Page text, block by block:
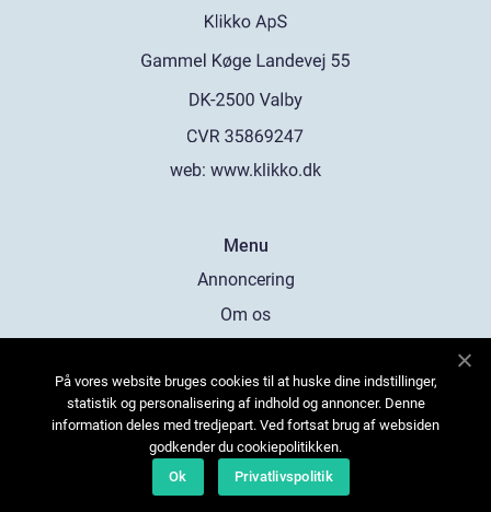
web: www.klikko.dk
Menu
Annoncering
Om os
Kontakt os
Sitemap
På vores website bruges cookies til at huske dine indstillinger,
statistik og personalisering af indhold og annoncer. Denne
information deles med tredjepart. Ved fortsat brug af websiden
godkender du cookiepolitikken.
Ok
Privatlivspolitik